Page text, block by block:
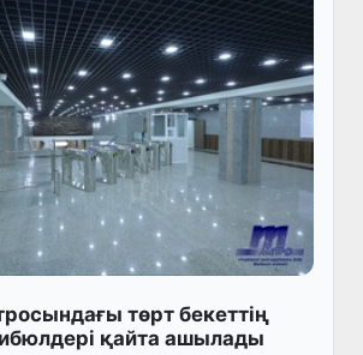
төрт бекеттің
қайта ашылады